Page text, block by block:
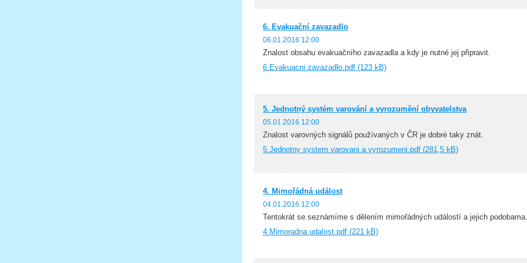
6. Evakuační zavazadlo
06.01.2016 12:00
Znalost obsahu evakuačního zavazadla a kdy je nutné jej připravit.
6.Evakuacni zavazadlo.pdf (123 kB)
5. Jednotný systém varování a vyrozumění obyvatelstva
05.01.2016 12:00
Znalost varovných signálů používaných v ČR je dobré taky znát.
5.Jednotny system varovani a vyrozumeni.pdf (281,5 kB)
4. Mimořádná událost
04.01.2016 12:00
Tentokrát se seznámíme s dělením mimořádných událostí a jejich podobama.
4.Mimoradna udalost.pdf (221 kB)